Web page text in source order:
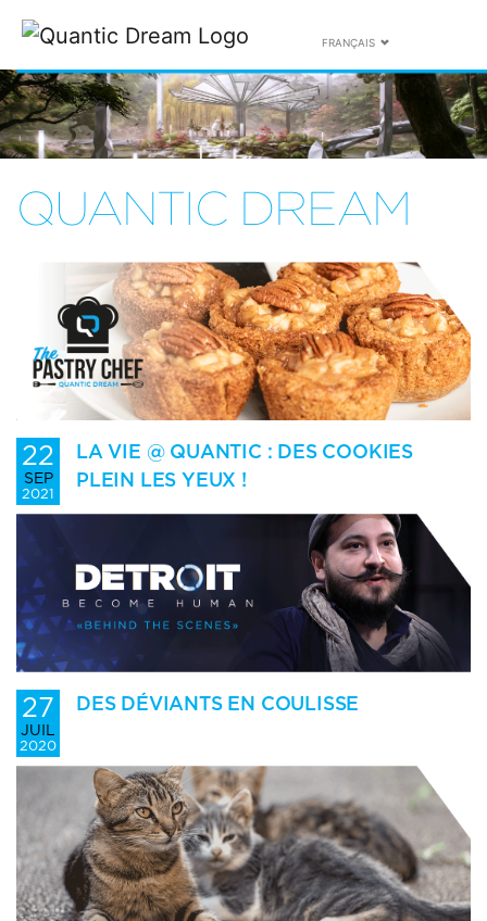
FRANÇAIS
QUANTIC DREAM
22
SEP
2021
LA VIE @ QUANTIC : DES COOKIES
PLEIN LES YEUX !
27
JUIL
2020
DES DÉVIANTS EN COULISSE